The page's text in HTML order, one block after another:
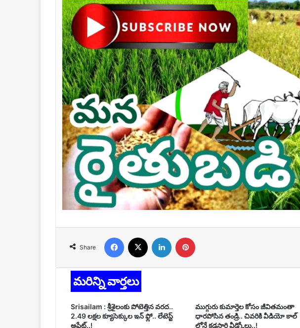
Share
Facebook LinkedIn
మరిన్ని వార్తలు
Srisailam : శ్రీశైలంకు పోటెత్తిన వరద..
2.49 లక్షల క్యూసెక్కుల ఇన్ ఫ్లో.. లేటెస్ట్
అప్డేట్..!
ముగ్గురు కుమార్తెల కోసం జీవితమంతా
ధారపోసిన తండ్రి.. చివరికి వీడియో కాల్
లోనే కడసారి వీడ్కోలు..!